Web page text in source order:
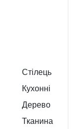
Стілець
Кухонні
Дерево
Тканина